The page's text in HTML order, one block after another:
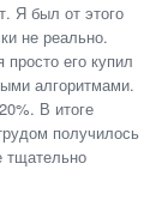
Я был от этого
не реально.
его купил
алгоритмами.
В итоге
получилось
тщательно